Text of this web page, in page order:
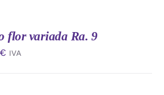
flor variada Ra. 9
€ IVA